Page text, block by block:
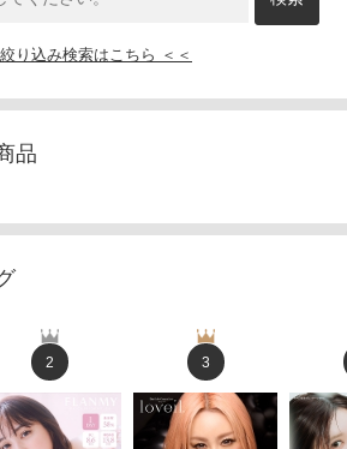
り込み検索はこちら ＜＜
品
2 3